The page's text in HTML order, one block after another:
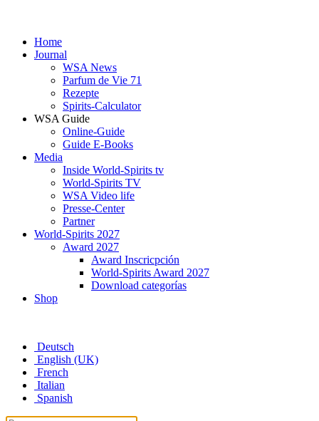
Home
Journal
WSA News
Parfum de Vie 71
Rezepte
Spirits-Calculator
WSA Guide
Online-Guide
Guide E-Books
Media
Inside World-Spirits tv
World-Spirits TV
WSA Video life
Presse-Center
Partner
World-Spirits 2027
Award 2027
Award Inscricpción
World-Spirits Award 2027
Download categorías
Shop
Deutsch
English (UK)
French
Italian
Spanish